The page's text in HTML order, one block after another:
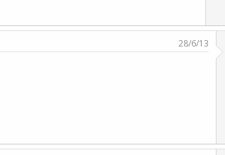
28/6/13